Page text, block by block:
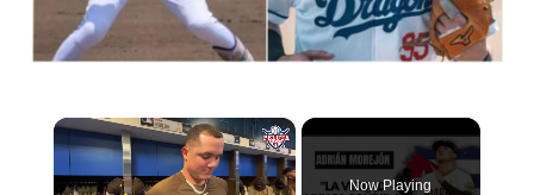
×
Now Playing